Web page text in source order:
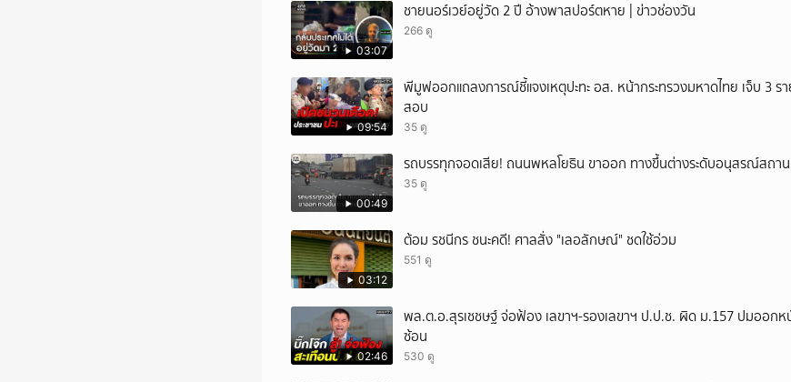
03:07
ชายนอร์เวย์อยู่วัด 2 ปี อ้างพาสปอร์ตหาย | ข่าวช่องวัน
266 ดู
09:54
พีมูฟออกแถลงการณ์ชี้แจงเหตุปะทะ อส. หน้ากระทรวงมหาดไทย เจ็บ 3 ร
สอบ
35 ดู
00:49
รถบรรทุกจอดเสีย! ถนนพหลโยธิน ขาออก ทางขึ้นต่างระดับอนุสรณ์สถาน
35 ดู
03:12
ต้อม รชนีกร ชนะคดี! ศาลสั่ง "เลอลักษณ์" ชดใช้อ่วม
551 ดู
02:46
พล.ต.อ.สุรเชชษฐ์ จ่อฟ้อง เลขาฯ-รองเลขาฯ ป.ป.ช. ผิด ม.157 ปมออก
ซ้อน
530 ดู